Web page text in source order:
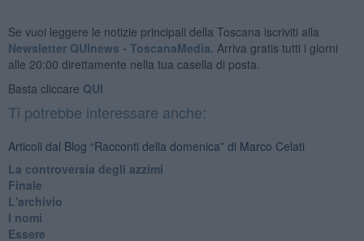
Se vuoi leggere le notizie principali della Toscana iscriviti alla
Newsletter QUInews - ToscanaMedia. Arriva gratis tutti i giorni
alle 20:00 direttamente nella tua casella di posta.
Basta cliccare QUI
Ti potrebbe interessare anche:
Articoli dal Blog “Racconti della domenica” di Marco Celati
La controversia degli azzimi
Finale
L'archivio
I nomi
Essere